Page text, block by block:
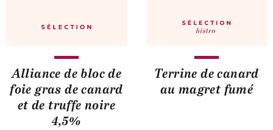
Alliance de bloc de
foie gras de canard
et de truffe noire
4,5%
Terrine de canard
au magret fumé